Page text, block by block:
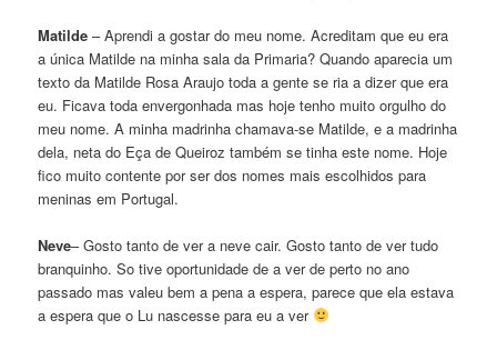
Matilde – Aprendi a gostar do meu nome. Acreditam que eu era
a única Matilde na minha sala da Primaria? Quando aparecia um
texto da Matilde Rosa Araujo toda a gente se ria a dizer que era
eu. Ficava toda envergonhada mas hoje tenho muito orgulho do
meu nome. A minha madrinha chamava-se Matilde, e a madrinha
dela, neta do Eça de Queiroz também se tinha este nome. Hoje
fico muito contente por ser dos nomes mais escolhidos para
meninas em Portugal.
Neve– Gosto tanto de ver a neve cair. Gosto tanto de ver tudo
branquinho. So tive oportunidade de a ver de perto no ano
passado mas valeu bem a pena a espera, parece que ela estava
a espera que o Lu nascesse para eu a ver